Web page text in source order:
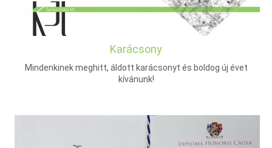
Karácsony
Mindenkinek meghitt, áldott karácsonyt és boldog új évet
kívánunk!